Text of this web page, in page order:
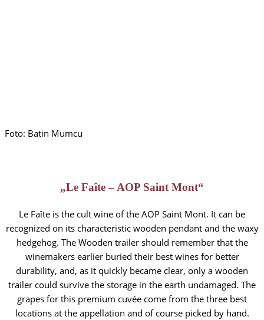
Foto: Batin Mumcu
„Le Faîte – AOP Saint Mont“
Le Faîte is the cult wine of the AOP Saint Mont. It can be
recognized on its characteristic wooden pendant and the waxy
hedgehog. The Wooden trailer should remember that the
winemakers earlier buried their best wines for better
durability, and, as it quickly became clear, only a wooden
trailer could survive the storage in the earth undamaged. The
grapes for this premium cuvée come from the three best
locations at the appellation and of course picked by hand.